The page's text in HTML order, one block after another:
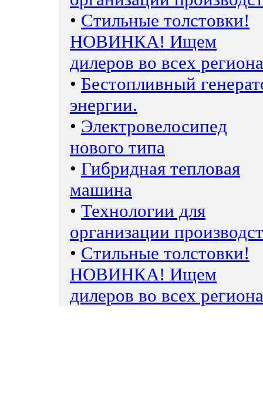
• Стильные толстовки!
НОВИНКА! Ищем
дилеров во всех
• Бестопливный
энергии.
• Электровелосипед
нового типа
• Гибридная тепловая
машина
• Технологии для
организации
• Стильные толстовки!
НОВИНКА! Ищем
дилеров во всех